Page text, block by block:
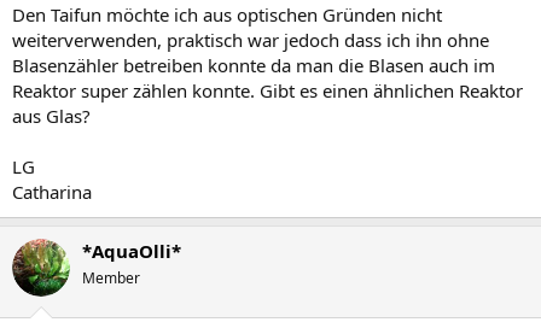
Den Taifun möchte ich aus optischen Gründen nicht
weiterverwenden, praktisch war jedoch dass ich ihn ohne
Blasenzähler betreiben konnte da man die Blasen auch im
Reaktor super zählen konnte. Gibt es einen ähnlichen Reaktor
aus Glas?
LG
Catharina
*AquaOlli*
Member